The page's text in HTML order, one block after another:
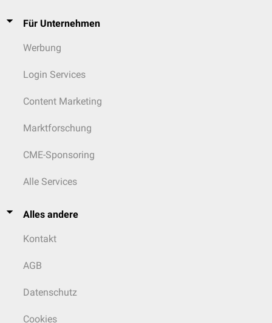
Für Unternehmen
Werbung
Login Services
Content Marketing
Marktforschung
CME-Sponsoring
Alle Services
Alles andere
Kontakt
AGB
Datenschutz
Cookies